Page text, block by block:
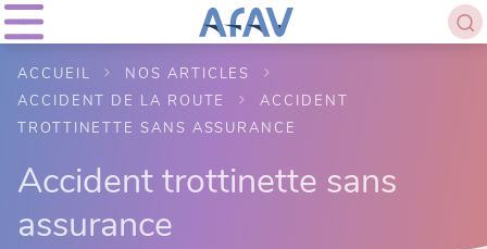
ACCUEIL
NOS ARTICLES
ACCIDENT DE LA ROUTE
ACCIDENT
TROTTINETTE SANS ASSURANCE
Accident trottinette sans
assurance